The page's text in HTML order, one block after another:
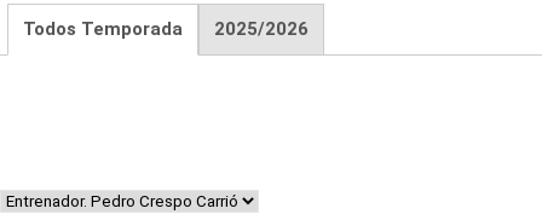
Todos Temporada 2025/2026